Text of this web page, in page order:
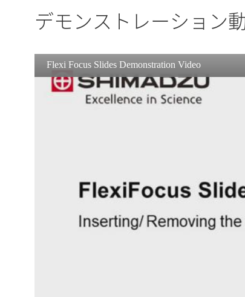
デモンストレーション